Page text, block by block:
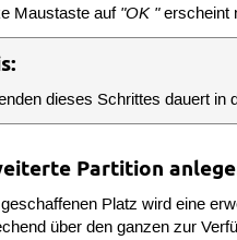
auf "OK "erscheint
dieses Schrittes dauert in
Partition
Platz wird eine
über den ganzen zur